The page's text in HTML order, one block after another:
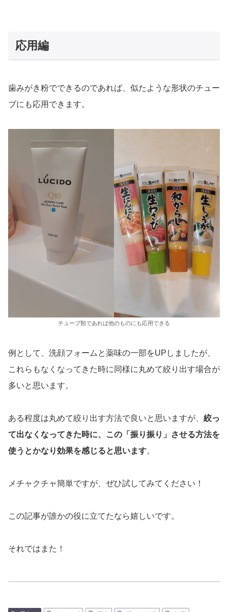
応用編
歯みがき粉でできるのであれば、似たような形状のチュー
ブにも応用できます。
チューブ類であれば他のものにも応用できる
例として、洗顔フォームと薬味の一部をUPしましたが、
これらもなくなってきた時に同様に丸めて絞り出す場合が
多いと思います。
ある程度は丸めて絞り出す方法で良いと思いますが、 絞っ
て出なくなってきた時に、この「振り振り」させる方法を
使うとかなり効果を感じると思います。
メチャクチャ簡単ですが、ぜひ試してみてください！
この記事が誰かの役に立てたなら嬉しいです。
それではまた！